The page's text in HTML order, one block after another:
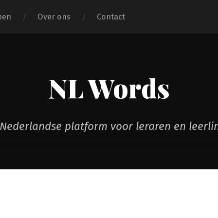
Over ons Contact
NL Words
platform voor leraren en